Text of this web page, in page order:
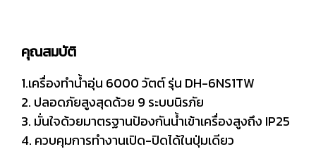
คุณสมบัติ
1.เครื่องทำน้ำอุ่น 6000 วัตต์ รุ่น DH-6NS1TW
2. ปลอดภัยสูงสุดด้วย 9 ระบบนิรภัย
3. มั่นใจด้วยมาตรฐานป้องกันน้ำเข้าเครื่องสูงถึง IP25
4. ควบคุมการทำงานเปิด-ปิดได้ในปุ่มเดียว